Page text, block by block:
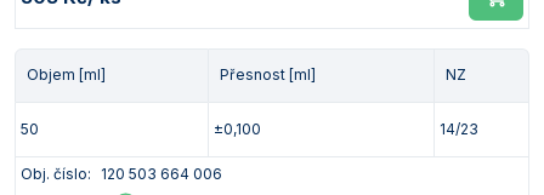
Objem [ml] Přesnost [ml] NZ
50 ±0,100 14/23
Obj. číslo:
120 503 664 006